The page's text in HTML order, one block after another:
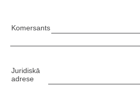
Komersants
Juridiskā
adrese